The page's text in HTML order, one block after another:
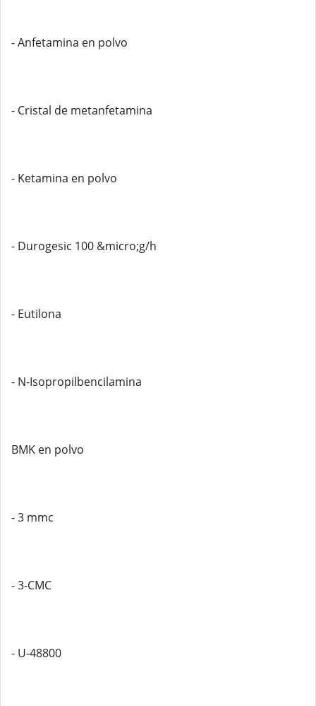
- Anfetamina en polvo
- Cristal de metanfetamina
- Ketamina en polvo
- Durogesic 100 &micro;g/h
- Eutilona
- N-Isopropilbencilamina
BMK en polvo
- 3 mmc
- 3-CMC
- U-48800